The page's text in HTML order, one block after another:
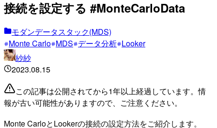
接続を設定する #MonteCarloData
モダンデータスタック(MDS)
Monte Carlo MDS データ分析 Looker
紗紗
2023.08.15
この記事は公開されてから1年以上経過しています。情
報が古い可能性がありますので、ご注意ください。
Monte CarloとLookerの接続の設定方法をご紹介します。